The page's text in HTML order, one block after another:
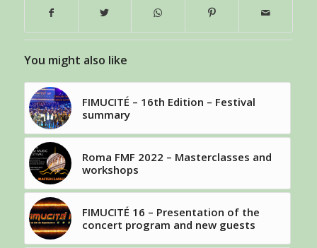
You might also like
FIMUCITÉ – 16th Edition – Festival
summary
Roma FMF 2022 – Masterclasses and
workshops
FIMUCITÉ 16 – Presentation of the
concert program and new guests